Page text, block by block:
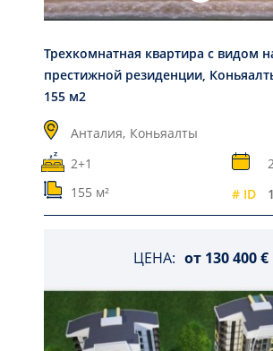
Трехкомнатная квартира с видом
престижной резиденции,
155 м2
Анталия, Коньяалты
2+1
155 м²
# ID
ЦЕНА: от 130 400 €